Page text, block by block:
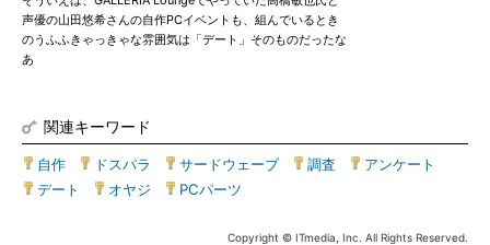
声優の山田悠希さんの自作PCイベントも、組んでいるとき
のうふふきゃっきゃな雰囲気は「デート」そのものだったな
あ
関連キーワード
自作 ドスパラ サードウェーブ 調査 アンケート
デート
オヤジ PCパーツ
Copyright © ITmedia, Inc. All Rights Reserved.